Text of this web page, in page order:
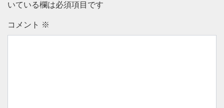
いている欄は必須項目です
コメント ※